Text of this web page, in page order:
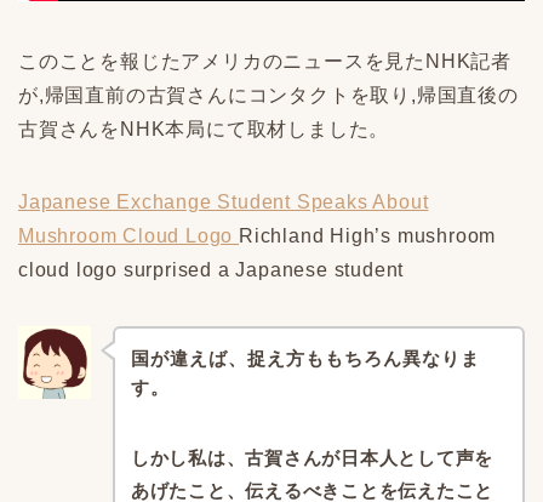
このことを報じたアメリカのニュースを見たNHK記者
が,帰国直前の古賀さんにコンタクトを取り,帰国直後の
古賀さんをNHK本局にて取材しました。
Japanese Exchange Student Speaks About
Mushroom Cloud Logo Richland High’s mushroom
cloud logo surprised a Japanese student
国が違えば、捉え方ももちろん異なりま
す。
しかし私は、古賀さんが日本人として声を
あげたこと、伝えるべきことを伝えたこと